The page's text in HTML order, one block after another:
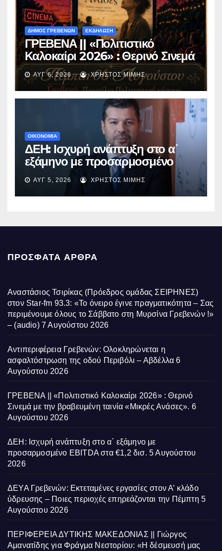
ΔΗΜΟΣ ΓΡΕΒΕΝΩΝ ΕΚΔΗΛΩΣΗ
ΓΡΕΒΕΝΑ || «Πολιτιστικό
Καλοκαίρι 2026» : Θερινό Σινεμά
με την βραβευμένη ταινία
«Μικρές Ανάσες».
ΑΥΓ 6, 2026 ΧΡΉΣΤΟΣ ΜΊΜΗΣ
ΟΙΚΟΝΟΜΙΑ
ΔΕΗ: Ισχυρή ανάπτυξη στο α΄
εξάμηνο με προσαρμοσμένο
EBITDA στα €1,2 δισ.
ΑΥΓ 5, 2026 ΧΡΉΣΤΟΣ ΜΊΜΗΣ
ΠΡΌΣΦΑΤΑ ΆΡΘΡΑ
Αναστάσιος Τσιρίκας (Πρόεδρος ομάδας ΣΕΙΡΗΝΕΣ)
στον Star-fm 93.3: «Το όνειρο έγινε πραγματικότητα – Σας
περιμένουμε όλους το Σάββατο στη Μυρσίνα Γρεβενών !»
– (audio) 7 Αυγούστου 2026
Αντιπεριφέρεια Γρεβενών: Ολοκληρώνεται η
ασφαλτόστρωση της οδού Περιβόλι – Αβδέλλα 6
Αυγούστου 2026
ΓΡΕΒΕΝΑ || «Πολιτιστικό Καλοκαίρι 2026» : Θερινό
Σινεμά με την βραβευμένη ταινία «Μικρές Ανάσες». 6
Αυγούστου 2026
ΔΕΗ: Ισχυρή ανάπτυξη στο α΄ εξάμηνο με
προσαρμοσμένο EBITDA στα €1,2 δισ. 5 Αυγούστου
2026
ΔΕΥΑ Γρεβενών: Εκτεταμένες εργασίες στον Α’ κλάδο
ύδρευσης – Ποιες περιοχές επηρεάζονται την Πέμπτη 5
Αυγούστου 2026
ΠΕΡΙΦΕΡΕΙΑ ΔΥΤΙΚΗΣ ΜΑΚΕΔΟΝΙΑΣ || Γιώργος
Αμανατίδης για Φράγμα Νεστορίου: «Η δέσμευσή μας